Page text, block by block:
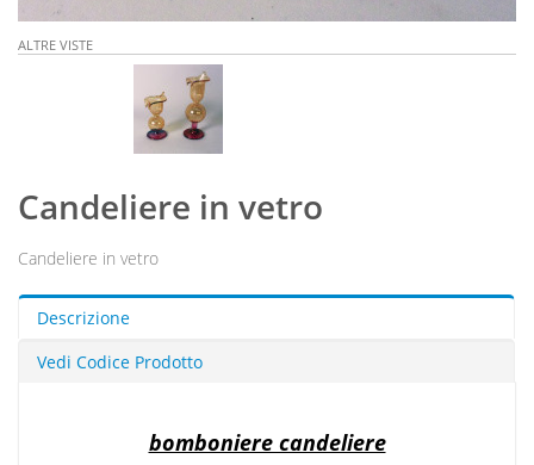
ALTRE VISTE
Candeliere in vetro
Candeliere in vetro
Descrizione
Vedi Codice Prodotto
bomboniere candeliere